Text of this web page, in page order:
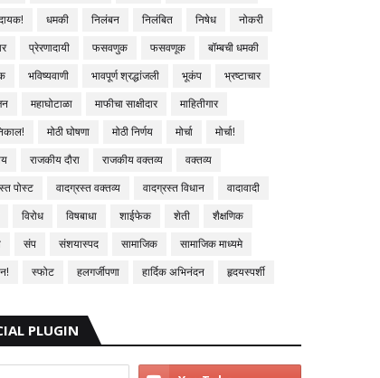
धमकी निलंबन निलंबित निषेध
नोकरी
प्रेरणादायी फसवणुक फसवणूक
बॉम्बची धमकी
भविष्यवाणी भावपूर्ण श्रद्धांजली भूकंप
भ्रष्टाचार
महाघोटाळा माफीचा साक्षीदार
माहितीगार
मोठी घोषणा मोठी निर्णय मोर्चा
मोर्चा!
राजकीय दौरा राजकीय वक्तव्य
वक्तव्य
पोस्ट
वादग्रस्त वक्तव्य वादग्रस्त विधान
वादावादी
विरोध विषबाधा शाईफेक शेती
शैक्षणिक
संप संशयास्पद सामाजिक
सामाजिक माध्यमे
स्फोट हलगर्जीपणा हार्दिक अभिनंदन हृदयस्पर्शी
PLUGIN